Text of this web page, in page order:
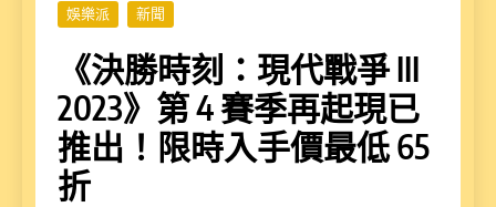
娛樂派 新聞
《決勝時刻：現代戰爭 III
2023》第 4 賽季再起現已
推出！限時入手價最低 65
折